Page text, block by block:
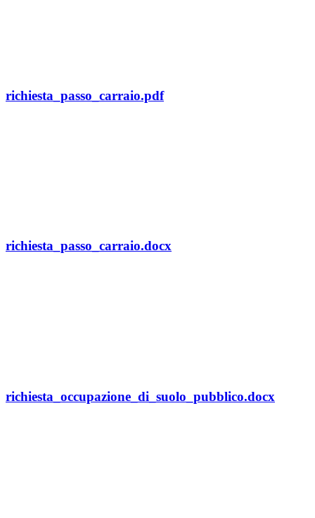
richiesta_passo_carraio.pdf
richiesta_passo_carraio.docx
richiesta_occupazione_di_suolo_pubblico.docx